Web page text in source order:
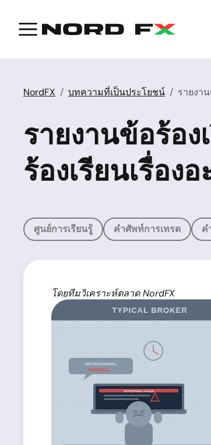
NordFX บทความที่เป็นประโยชน์ รายงา
รายงานข้อร้อง
ร้องเรียนเรื่อง
ศูนย์การเรียนรู้ คำศัพท์การเทรด ค
โดยทีมวิเคราะห์ตลาด NordFX